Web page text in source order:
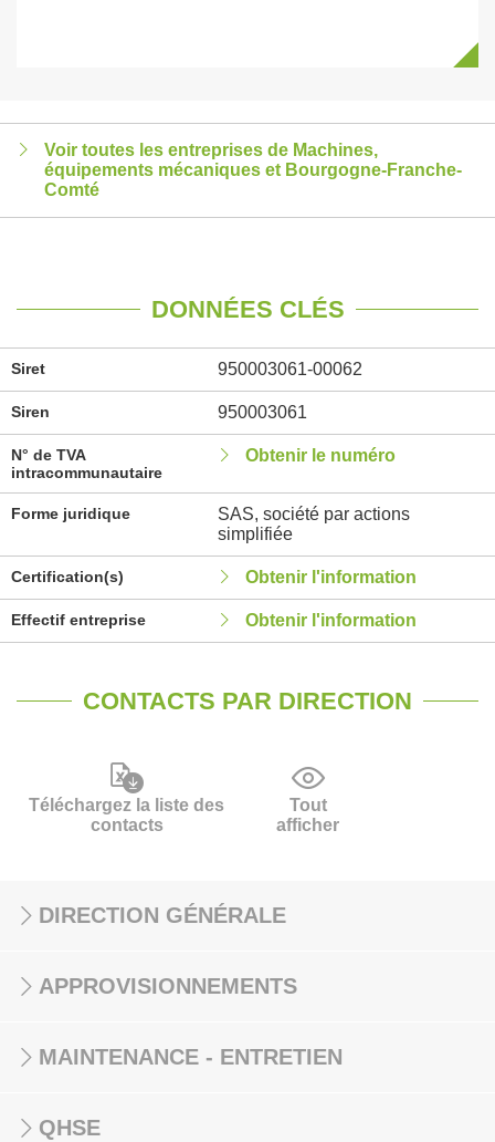
Voir toutes les entreprises de Machines,
équipements mécaniques et Bourgogne-Franche-
Comté
DONNÉES CLÉS
Siret 950003061-00062
Siren 950003061
N° de TVA
intracommunautaire
Obtenir le numéro
Forme juridique
SAS, société par actions
simplifiée
Certification(s) Obtenir l'information
Effectif entreprise Obtenir l'information
CONTACTS PAR DIRECTION
Téléchargez la liste des
contacts
Tout
afficher
DIRECTION GÉNÉRALE
APPROVISIONNEMENTS
MAINTENANCE - ENTRETIEN
QHSE